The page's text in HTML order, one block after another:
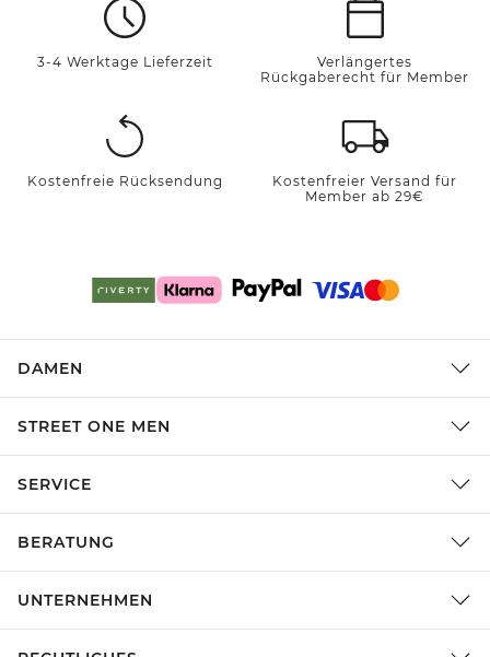
3-4 Werktage Lieferzeit
Verlängertes
Rückgaberecht für Member
Kostenfreie Rücksendung
Kostenfreier Versand für
Member ab 29€
DAMEN
STREET ONE MEN
SERVICE
BERATUNG
UNTERNEHMEN